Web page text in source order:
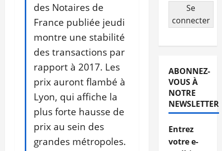
des Notaires de
France publiée jeudi
montre une stabilité
des transactions par
rapport à 2017. Les
prix auront flambé à
Lyon, qui affiche la
plus forte hausse de
prix au sein des
grandes métropoles.
Se
connecter
ABONNEZ-
VOUS À
NOTRE
NEWSLETTER
Entrez
votre e-